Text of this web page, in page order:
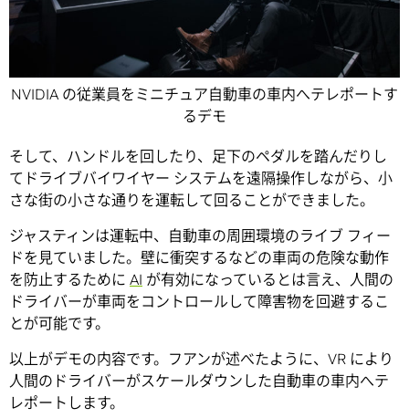
NVIDIA の従業員をミニチュア自動車の車内へテレポートす
るデモ
そして、ハンドルを回したり、足下のペダルを踏んだりし
てドライブバイワイヤー システムを遠隔操作しながら、小
さな街の小さな通りを運転して回ることができました。
ジャスティンは運転中、自動車の周囲環境のライブ フィー
ドを見ていました。壁に衝突するなどの車両の危険な動作
を防止するために AI が有効になっているとは言え、人間の
ドライバーが車両をコントロールして障害物を回避するこ
とが可能です。
以上がデモの内容です。フアンが述べたように、VR により
人間のドライバーがスケールダウンした自動車の車内へテ
レポートします。